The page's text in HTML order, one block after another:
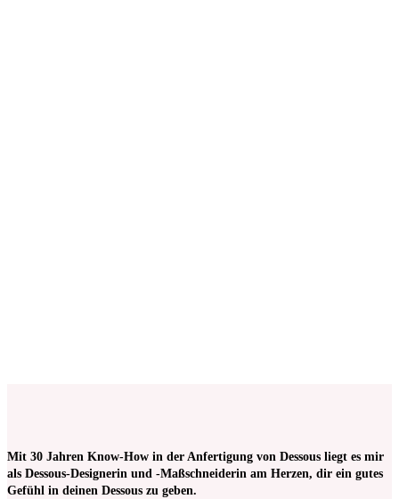
Mit 30 Jahren Know-How in der Anfertigung von Dessous liegt es mir
als Dessous-Designerin und -Maßschneiderin am Herzen, dir ein gutes
Gefühl in deinen Dessous zu geben.